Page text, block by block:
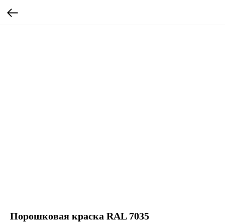
Порошковая краска RAL 7035